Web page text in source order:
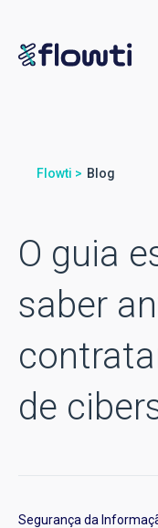
Flowti > Blog
O guia
saber
de
Segurança da